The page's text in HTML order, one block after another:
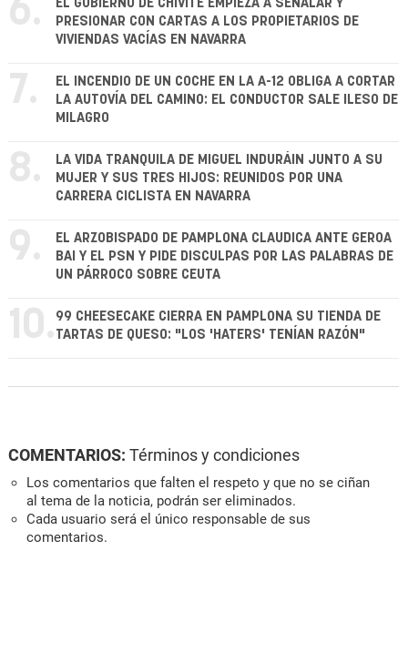
6.
EL GOBIERNO DE CHIVITE EMPIEZA A SEÑALAR Y
PRESIONAR CON CARTAS A LOS PROPIETARIOS DE
VIVIENDAS VACÍAS EN NAVARRA
7.
EL INCENDIO DE UN COCHE EN LA A-12 OBLIGA A CORTAR
LA AUTOVÍA DEL CAMINO: EL CONDUCTOR SALE ILESO DE
MILAGRO
8.
LA VIDA TRANQUILA DE MIGUEL INDURÁIN JUNTO A SU
MUJER Y SUS TRES HIJOS: REUNIDOS POR UNA
CARRERA CICLISTA EN NAVARRA
9.
EL ARZOBISPADO DE PAMPLONA CLAUDICA ANTE GEROA
BAI Y EL PSN Y PIDE DISCULPAS POR LAS PALABRAS DE
UN PÁRROCO SOBRE CEUTA
10. 99 CHEESECAKE CIERRA EN PAMPLONA SU TIENDA DE
TARTAS DE QUESO: "LOS 'HATERS' TENÍAN RAZÓN"
COMENTARIOS: Términos y condiciones
Los comentarios que falten el respeto y que no se ciñan
al tema de la noticia, podrán ser eliminados.
Cada usuario será el único responsable de sus
comentarios.